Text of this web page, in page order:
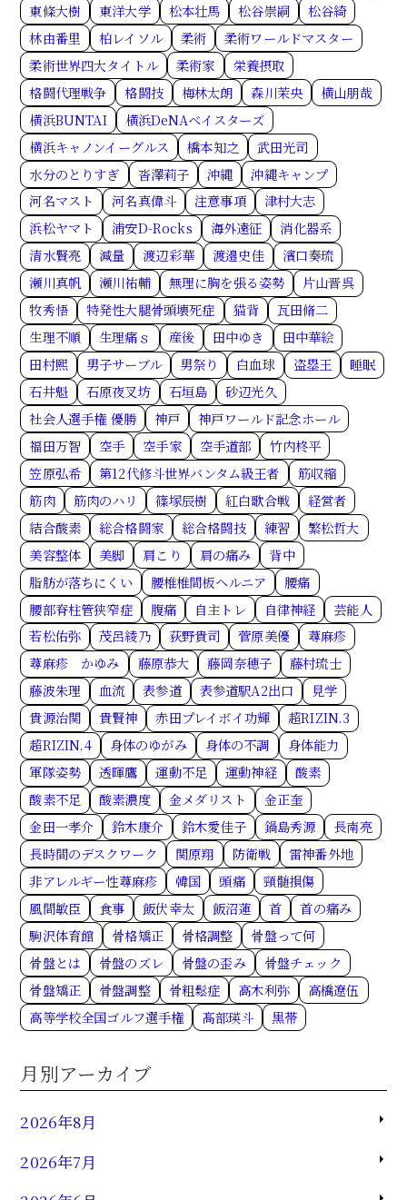
東條大樹
東洋大学 松本壮馬 松谷崇嗣
松谷綺
林由番里
柏レイソル 柔術
柔術ワールドマスター
柔術世界四大タイトル
柔術家
栄養摂取
格闘代理戦争
格闘技 梅林太朗 森川茉央
横山朋哉
横浜BUNTAI
横浜DeNAベイスターズ
横浜キャノンイーグルス
橋本知之
武田光司
水分のとりすぎ
沓澤莉子 沖縄
沖縄キャンプ
河名マスト
河名真偉斗 注意事項
津村大志
浜松ヤマト
浦安D-Rocks 海外遠征
消化器系
清水賢亮
減量 渡辺彩華 渡邉史佳
濱口奏琉
瀬川真帆
瀬川祐輔 無理に胸を張る姿勢
片山晋呉
牧秀悟
特発性大腿骨頭壊死症 猫背
瓦田脩二
生理不順
生理痛ｓ 産後 田中ゆき
田中華絵
田村熙
男子サーブル 男祭り 白血球 盗塁王
睡眠
石井魁
石原夜叉坊 石垣島
砂辺光久
社会人選手権 優勝
神戸
神戸ワールド記念ホール
福田万智
空手 空手家 空手道部
竹内柊平
笠原弘希
第12代修斗世界バンタム級王者
筋収縮
筋肉
筋肉のハリ 篠塚辰樹 紅白歌合戦
経営者
結合酸素
総合格闘家 総合格闘技 練習
繁松哲大
美容整体
美脚 肩こり 肩の痛み
背中
脂肪が落ちにくい
腰椎椎間板ヘルニア
腰痛
腰部脊柱管狭窄症
腹痛 自主トレ 自律神経
芸能人
若松佑弥
茂呂綾乃 荻野貴司 菅原美優
蕁麻疹
蕁麻疹 かゆみ
藤原恭大 藤岡奈穂子
藤村琉士
藤波朱理
血流 表参道 表参道駅A2出口
見学
貴源治関
貴賢神 赤田プレイボイ功輝
超RIZIN.3
超RIZIN.4
身体のゆがみ 身体の不調
身体能力
軍隊姿勢
透暉鷹 運動不足 運動神経
酸素
酸素不足
酸素濃度 金メダリスト
金正奎
金田一孝介
鈴木康介 鈴木愛佳子 鍋島秀源
長南亮
長時間のデスクワーク
関原翔 防衛戦
雷神番外地
非アレルギー性蕁麻疹
韓国 頭痛
頸髄損傷
風間敏臣
食事 飯伏幸太 飯沼蓮 首
首の痛み
駒沢体育館
骨格矯正 骨格調整
骨盤って何
骨盤とは
骨盤のズレ 骨盤の歪み
骨盤チェック
骨盤矯正
骨盤調整 骨粗鬆症 高木利弥
高橋遼伍
高等学校全国ゴルフ選手権
髙部瑛斗 黒帯
月別アーカイブ
2026年8月
2026年7月